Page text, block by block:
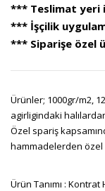
*** Teslimat yeri
*** İşçilik
*** Siparişe özel
Ürünler; 1000gr/m2,
agirligindaki
Özel spariş
hammadelerden özel
Ürün Tanımı : Kontrat